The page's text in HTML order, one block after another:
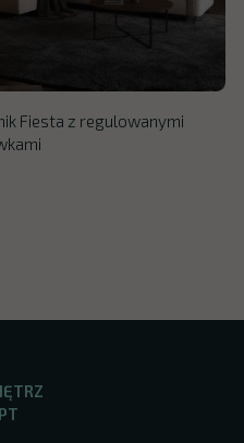
Fiesta z regulowanymi